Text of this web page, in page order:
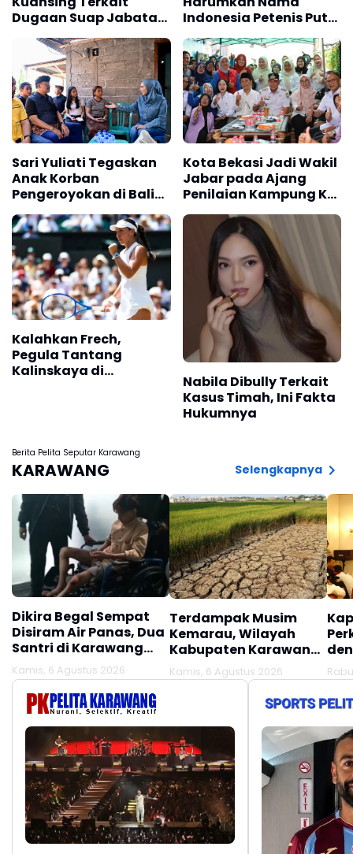
Dugaan Suap Jabatan
Indonesia Petenis Putri
Sejarah
Sari Yuliati Tegaskan
Anak Korban
Pengeroyokan di Bali
Berhak Raih Masa
Depan yang Lebih Baik
Kota Bekasi Jadi Wakil
Jabar pada Ajang
Penilaian Kampung KB
Tingkat Nasional
Kalahkan Frech,
Pegula Tantang
Kalinskaya di
Nabila Dibully Terkait
Kasus Timah, Ini Fakta
Hukumnya
Berita Pelita Seputar Karawang
KARAWANG Selengkapnya
Dikira Begal Sempat
Disiram Air Panas, Dua
Santri di Karawang
Terluka Akibat Aksi
Oknum Linmas
Kamis, 6 Agustus 2026
Terdampak Musim
Kemarau, Wilayah
Kabupaten Karawang
Kekeringan Makin
Meluas
Kamis, 6 Agustus 2026